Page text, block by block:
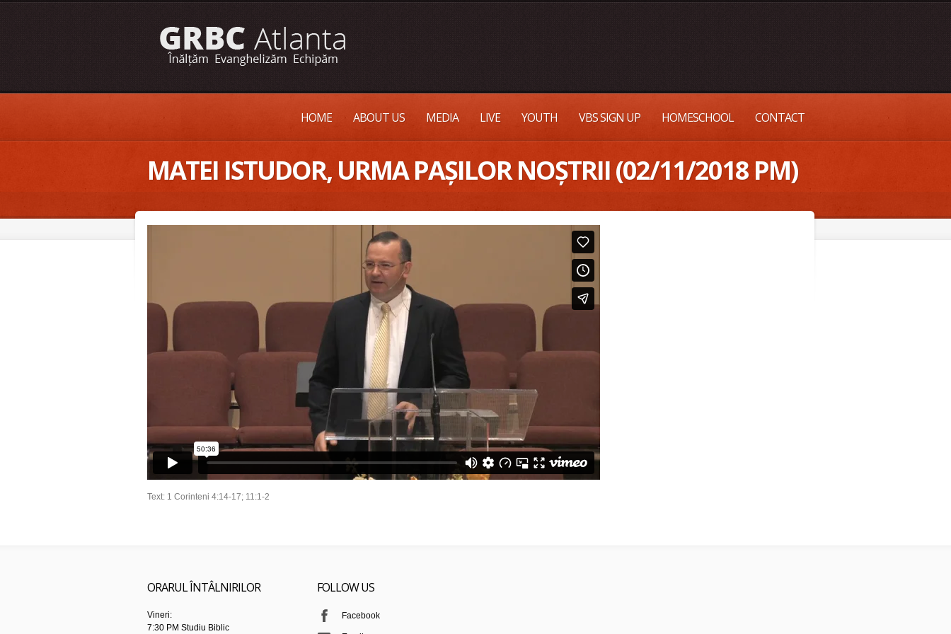
HOME ABOUT US MEDIA LIVE YOUTH VBS SIGN UP HOMESCHOOL CONTACT
MATEI ISTUDOR, URMA PAȘILOR NOȘTRII (02/11/2018 PM)
Text: 1 Corinteni 4:14-17; 11:1-2
ORARUL ÎNTÂLNIRILOR
Vineri:
7:30 PM Studiu Biblic
FOLLOW US
Facebook